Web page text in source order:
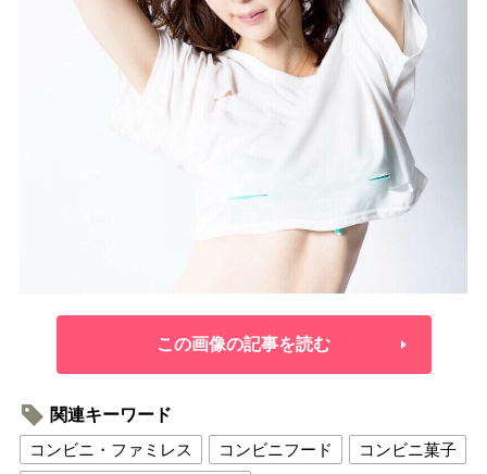
この画像の記事を読む
関連キーワード
コンビニ・ファミレス
コンビニフード
コンビニ菓子